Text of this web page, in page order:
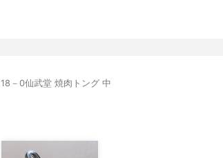
－0仙武堂 焼肉トング 中